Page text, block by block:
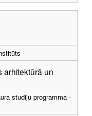
arhitektūrā un
studiju programma -